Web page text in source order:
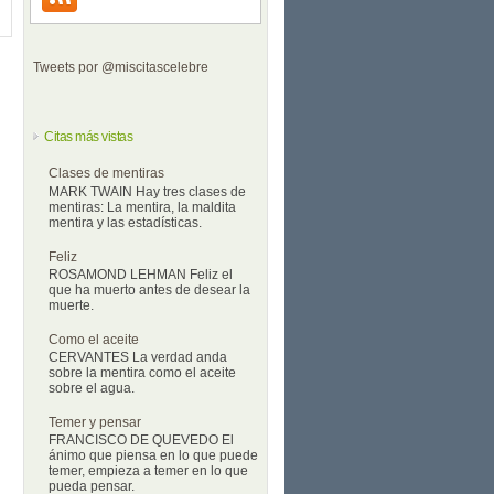
Tweets por @miscitascelebre
Citas más vistas
Clases de mentiras
MARK TWAIN Hay tres clases de
mentiras: La mentira, la maldita
mentira y las estadísticas.
Feliz
ROSAMOND LEHMAN Feliz el
que ha muerto antes de desear la
muerte.
Como el aceite
CERVANTES La verdad anda
sobre la mentira como el aceite
sobre el agua.
Temer y pensar
FRANCISCO DE QUEVEDO El
ánimo que piensa en lo que puede
temer, empieza a temer en lo que
pueda pensar.